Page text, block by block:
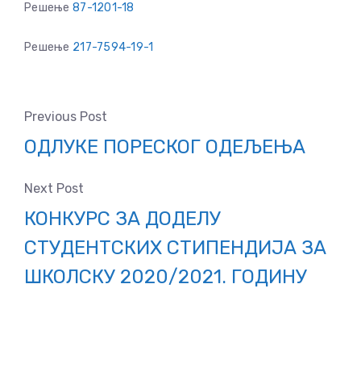
Решење 87-1201-18
Решење 217-7594-19-1
Previous Post
ОДЛУКЕ ПОРЕСКОГ ОДЕЉЕЊА
Next Post
КОНКУРС ЗА ДОДЕЛУ
СТУДЕНТСКИХ СТИПЕНДИЈА ЗА
ШКОЛСКУ 2020/2021. ГОДИНУ